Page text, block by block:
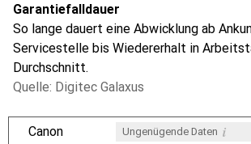
Garantiefalldauer
So lange dauert eine Abwicklung ab
Servicestelle bis Wiedererhalt in
Durchschnitt.
Quelle: Digitec Galaxus
Canon Ungenügende Daten i